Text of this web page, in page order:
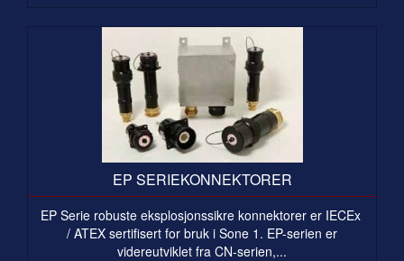
EP SERIEKONNEKTORER
EP Serie robuste eksplosjonssikre konnektorer er IECEx
/ ATEX sertifisert for bruk i Sone 1. EP-serien er
videreutviklet fra CN-serien,...